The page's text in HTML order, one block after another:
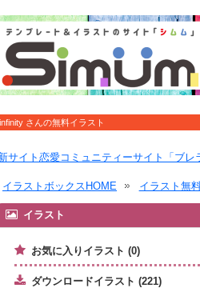
さんの無料イラスト
サイト恋愛コミュニティーサイト「ブレ
イラストボックスHOME イラスト無
イラスト
お気に入りイラスト (0)
ダウンロードイラスト (221)